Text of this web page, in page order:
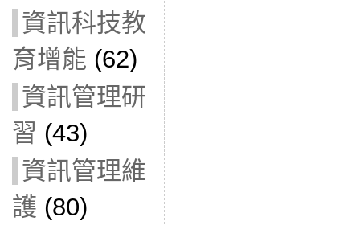
資訊科技教
育增能 (62)
資訊管理研
習 (43)
資訊管理維
護 (80)